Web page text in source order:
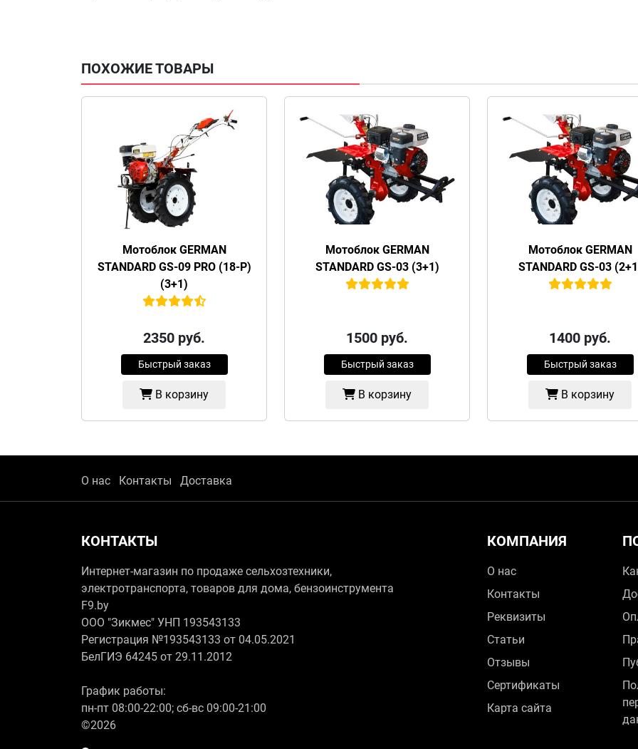
ПОХОЖИЕ ТОВАРЫ
Мотоблок GERMAN
STANDARD GS-09 PRO (18-P)
(3+1)
2350 руб.
Быстрый заказ
В корзину
Мотоблок GERMAN
STANDARD GS-03 (3+1)
1500 руб.
Быстрый заказ
В корзину
Мотоблок GERMAN
STANDARD GS-03
1400 руб.
Быстрый заказ
В корзину
О нас Контакты Доставка
КОНТАКТЫ
Интернет-магазин по продаже сельхозтехники,
электротранспорта, товаров для дома, бензоинструмента
F9.by
ООО "Зикмес" УНП 193543133
Регистрация №193543133 от 04.05.2021
БелГИЭ 64245 от 29.11.2012
График работы:
пн-пт 08:00-22:00; сб-вс 09:00-21:00
©2026
КОМПАНИЯ
О нас
Контакты
Реквизиты
Статьи
Отзывы
Сертификаты
Карта сайта